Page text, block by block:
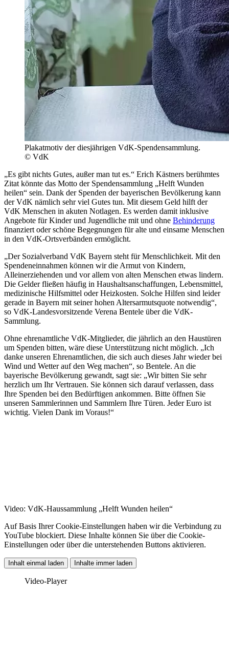
Plakatmotiv der diesjährigen VdK-Spendensammlung.
© VdK
„Es gibt nichts Gutes, außer man tut es.“ Erich Kästners berühmtes
Zitat könnte das Motto der Spendensammlung „Helft Wunden
heilen“ sein. Dank der Spenden der bayerischen Bevölkerung kann
der VdK nämlich sehr viel Gutes tun. Mit diesem Geld hilft der
VdK Menschen in akuten Notlagen. Es werden damit inklusive
Angebote für Kinder und Jugendliche mit und ohne Behinderung
finanziert oder schöne Begegnungen für alte und einsame Menschen
in den VdK-Ortsverbänden ermöglicht.
„Der Sozialverband VdK Bayern steht für Menschlichkeit. Mit den
Spendeneinnahmen können wir die Armut von Kindern,
Alleinerziehenden und vor allem von alten Menschen etwas lindern.
Die Gelder fließen häufig in Haushaltsanschaffungen, Lebensmittel,
medizinische Hilfsmittel oder Heizkosten. Solche Hilfen sind leider
gerade in Bayern mit seiner hohen Altersarmutsquote notwendig“,
so VdK-Landesvorsitzende Verena Bentele über die VdK-
Sammlung.
Ohne ehrenamtliche VdK-Mitglieder, die jährlich an den Haustüren
um Spenden bitten, wäre diese Unterstützung nicht möglich. „Ich
danke unseren Ehrenamtlichen, die sich auch dieses Jahr wieder bei
Wind und Wetter auf den Weg machen“, so Bentele. An die
bayerische Bevölkerung gewandt, sagt sie: „Wir bitten Sie sehr
herzlich um Ihr Vertrauen. Sie können sich darauf verlassen, dass
Ihre Spenden bei den Bedürftigen ankommen. Bitte öffnen Sie
unseren Sammlerinnen und Sammlern Ihre Türen. Jeder Euro ist
wichtig. Vielen Dank im Voraus!“
Video: VdK-Haussammlung „Helft Wunden heilen“
Auf Basis Ihrer Cookie-Einstellungen haben wir die Verbindung zu
YouTube blockiert. Diese Inhalte können Sie über die Cookie-
Einstellungen oder über die unterstehenden Buttons aktivieren.
Inhalt einmal laden Inhalte immer laden
Video-Player